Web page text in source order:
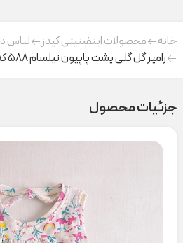
خانه محصولات اینفینیتی کیدز لباس
رامپر گل گلی پشت پاپیون نیلسام ۵۸۸ کد t000565
جزئیات محصول